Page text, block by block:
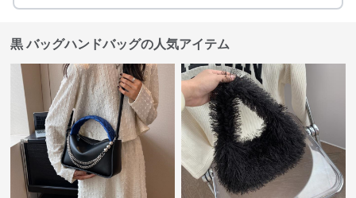
黒 バッグハンドバッグの人気アイテム